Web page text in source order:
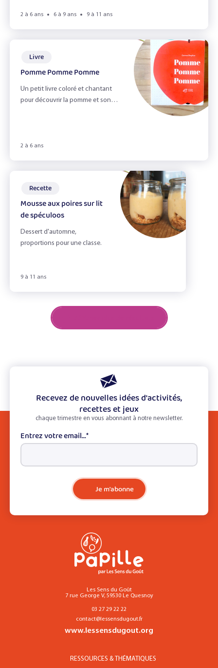
2 à 6 ans 6 à 9 ans 9 à 11 ans
Livre
Pomme Pomme Pomme
Un petit livre coloré et chantant
pour découvrir la pomme et son
2 à 6 ans
Recette
Mousse aux poires sur lit
de spéculoos
Dessert d'automne,
proportions pour une classe.
9 à 11 ans
Recevez de nouvelles idées d'activités,
recettes et jeux
chaque trimestre en vous abonnant à notre newsletter.
Entrez votre email...*
Je m'abonne
Les Sens du Goût
7 rue George V, 59530 Le Quesnoy
03 27 29 22 22
contact@lessensdugout.fr
www.lessensdugout.org
RESSOURCES & THÉMATIQUES